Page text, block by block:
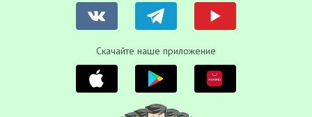
Скачайте наше приложение